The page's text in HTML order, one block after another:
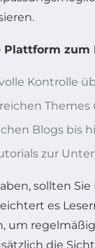
Plattform zum
Kontrolle
Themes
Blogs bis
zur
sollten
es
um
die